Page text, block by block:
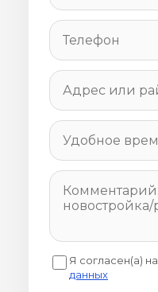
Я согласен(а) на
данных